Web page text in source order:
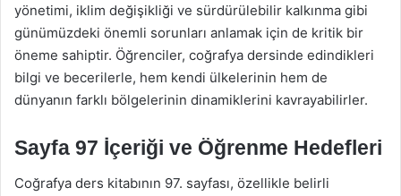
yönetimi, iklim değişikliği ve sürdürülebilir kalkınma gibi
günümüzdeki önemli sorunları anlamak için de kritik bir
öneme sahiptir. Öğrenciler, coğrafya dersinde edindikleri
bilgi ve becerilerle, hem kendi ülkelerinin hem de
dünyanın farklı bölgelerinin dinamiklerini kavrayabilirler.
Sayfa 97 İçeriği ve Öğrenme Hedefleri
Coğrafya ders kitabının 97. sayfası, özellikle belirli